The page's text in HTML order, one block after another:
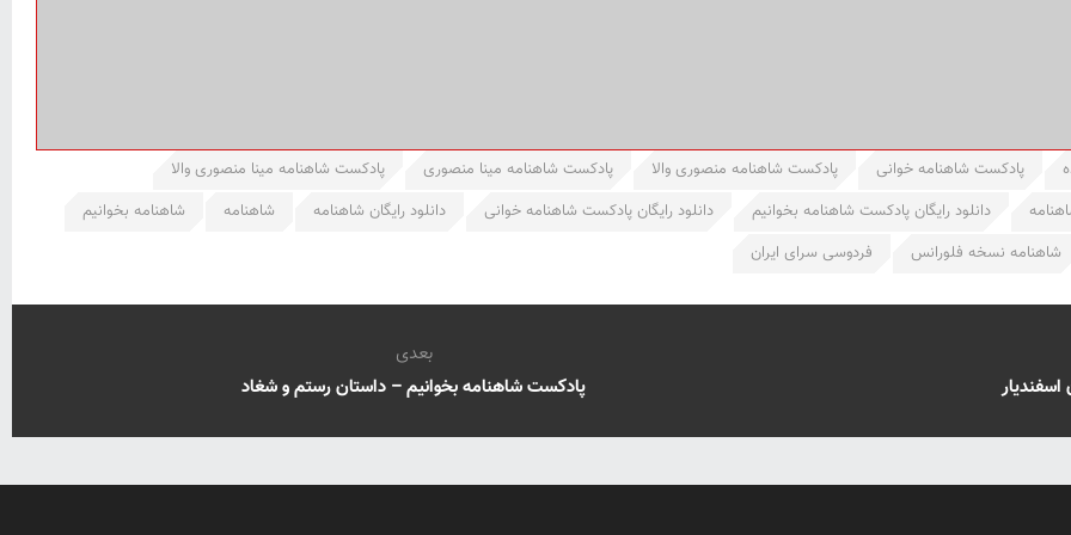
پادکست شاهنامه خوانی پادکست شاهنامه منصوری والا پادکست شاهنامه مینا منصوری
پادکست شاهنامه مینا منصوری والا
دانلود رایگان پادکست شاهنامه بخوانیم دانلود رایگان پادکست شاهنامه خوانی دانلود رایگان شاهنامه شاهنامه
شاهنامه بخوانیم
شاهنامه نسخه فلورانس فردوسی سرای ایران
بعدی
پادکست شاهنامه بخوانیم – داستان رستم و شغاد